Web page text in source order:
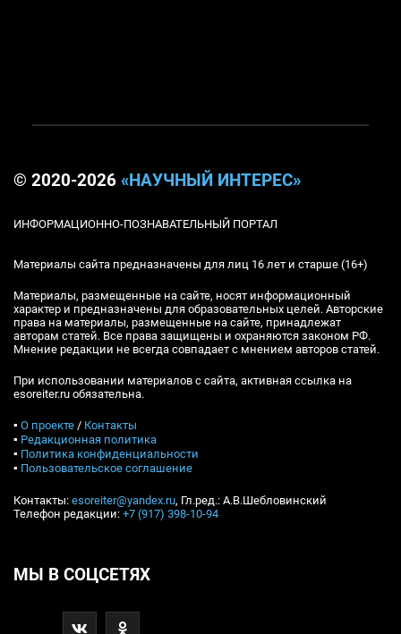
© 2020-2026 «НАУЧНЫЙ ИНТЕРЕС»
ИНФОРМАЦИОННО-ПОЗНАВАТЕЛЬНЫЙ ПОРТАЛ
Материалы сайта предназначены для лиц 16 лет и старше (16+)
Материалы, размещенные на сайте, носят информационный
характер и предназначены для образовательных целей. Авторские
права на материалы, размещенные на сайте, принадлежат
авторам статей. Все права защищены и охраняются законом РФ.
Мнение редакции не всегда совпадает с мнением авторов статей.
При использовании материалов с сайта, активная ссылка на
esoreiter.ru обязательна.
▪ О проекте / Контакты
▪ Редакционная политика
▪ Политика конфиденциальности
▪ Пользовательское соглашение
Контакты: esoreiter@yandex.ru, Гл.ред.: А.В.Шебловинский
Телефон редакции: +7 (917) 398-10-94
МЫ В СОЦСЕТЯХ